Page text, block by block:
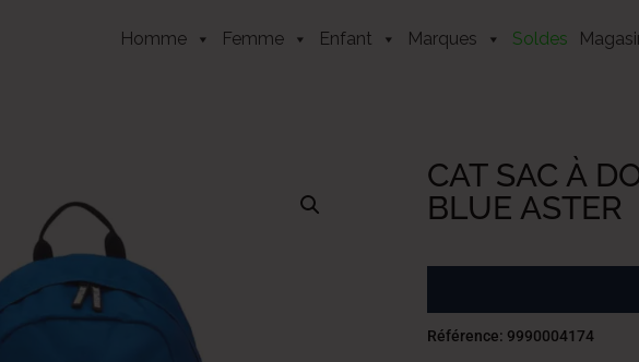
Homme Femme Enfant Marques Soldes
CAT SAC À
BLUE ASTER
Référence: 9990004174